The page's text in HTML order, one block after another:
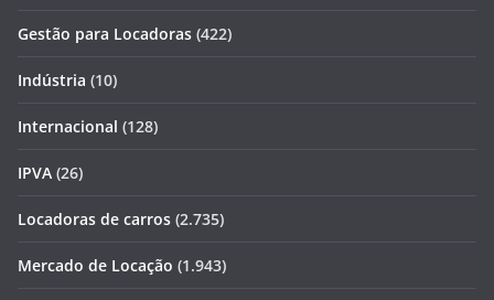
Gestão para Locadoras (422)
Indústria (10)
Internacional (128)
IPVA (26)
Locadoras de carros (2.735)
Mercado de Locação (1.943)